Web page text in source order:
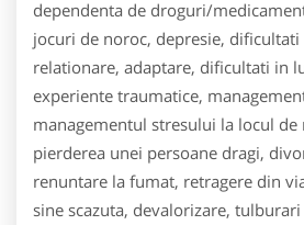
dependenta de droguri/
jocuri de noroc, depresie, dificultati
relationare, adaptare, dificultati in
experiente traumatice,
managementul stresului la locul de
pierderea unei persoane dragi,
renuntare la fumat, retragere din
sine scazuta, devalorizare,